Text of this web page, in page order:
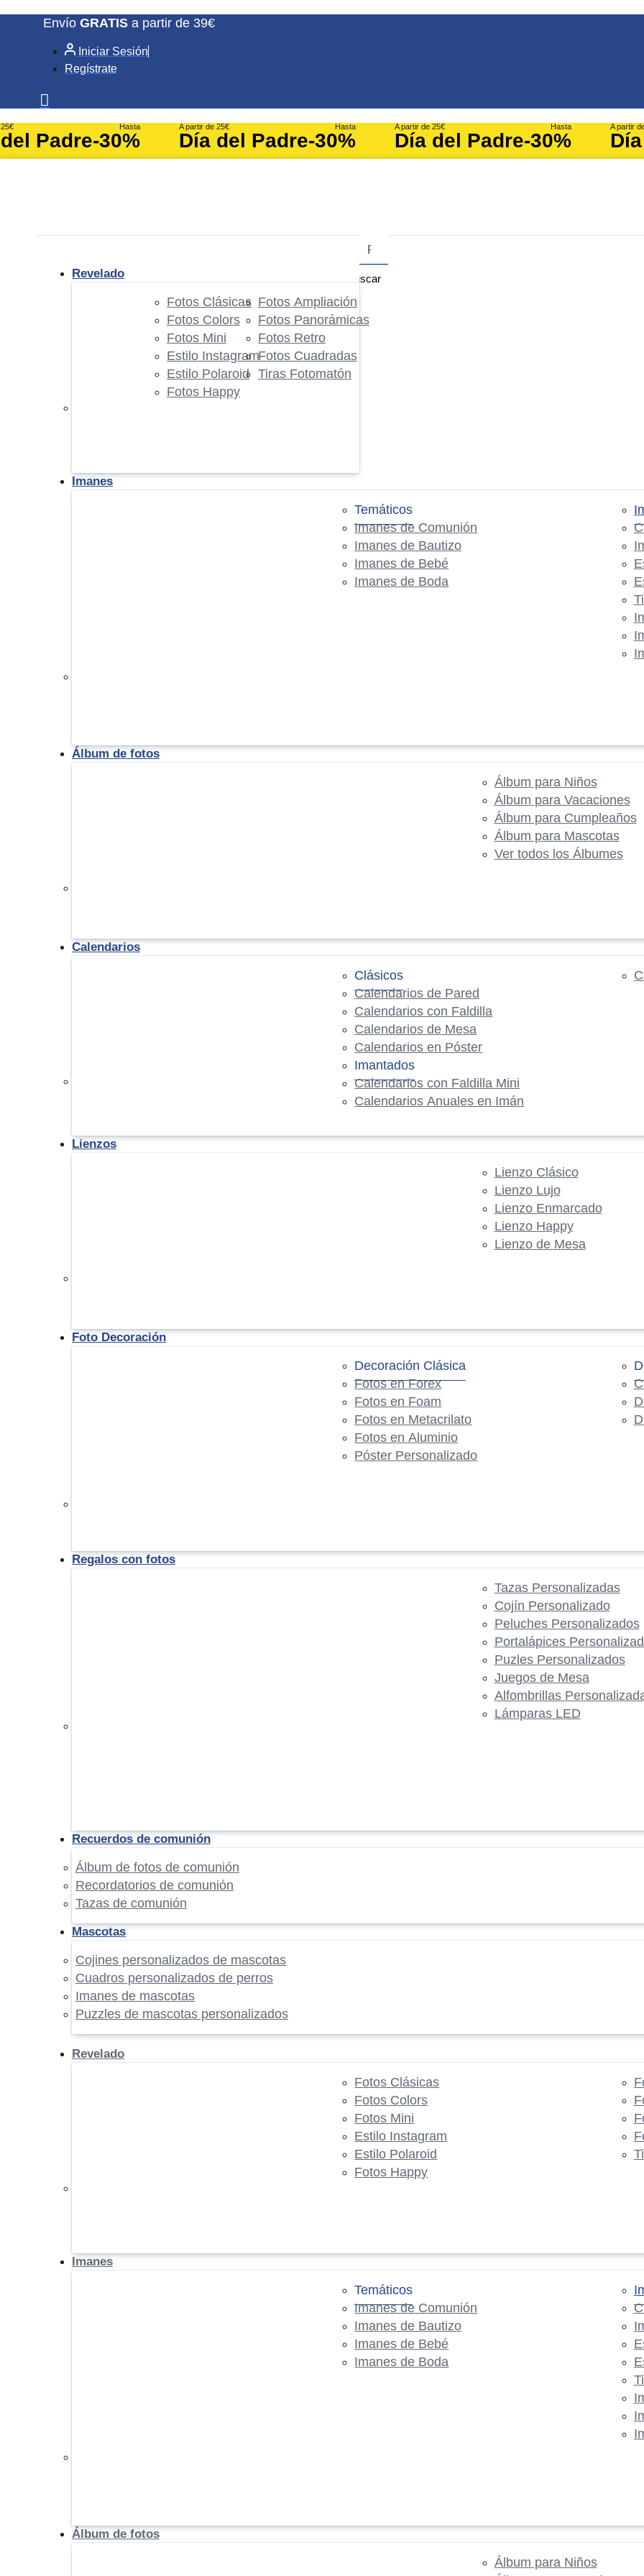
Envío GRATIS a partir de 39€
Iniciar Sesión
Regístrate
Padre
Hasta
-30%
A partir de 25€
Día del Padre
Hasta
-30%
A partir de 25€
Día del Padre
Hasta
-30%
A partir
Buscar
Revelado
Fotos Clásicas
Fotos Colors
Fotos Mini
Estilo Instagram
Estilo Polaroid
Fotos Happy
Fotos Ampliación
Fotos Panorámicas
Fotos Retro
Fotos Cuadradas
Tiras Fotomatón
Imanes
Temáticos
Imanes de Comunión
Imanes de Bautizo
Imanes de Bebé
Imanes de Boda
Álbum de fotos
Álbum para Niños
Álbum para Vacaciones
Álbum para Cumpleaños
Álbum para Mascotas
Ver todos los Álbumes
Calendarios
Clásicos
Calendarios de Pared
Calendarios con Faldilla
Calendarios de Mesa
Calendarios en Póster
Imantados
Calendarios con Faldilla Mini
Calendarios Anuales en Imán
Lienzos
Lienzo Clásico
Lienzo Lujo
Lienzo Enmarcado
Lienzo Happy
Lienzo de Mesa
Foto Decoración
Decoración Clásica
Fotos en Forex
Fotos en Foam
Fotos en Metacrilato
Fotos en Aluminio
Póster Personalizado
Regalos con fotos
Tazas Personalizadas
Cojín Personalizado
Peluches Personalizados
Portalápices
Puzles Personalizados
Juegos de Mesa
Alfombrillas
Lámparas LED
Recuerdos de comunión
Álbum de fotos de comunión
Recordatorios de comunión
Tazas de comunión
Mascotas
Cojines personalizados de mascotas
Cuadros personalizados de perros
Imanes de mascotas
Puzzles de mascotas personalizados
Revelado
Fotos Clásicas
Fotos Colors
Fotos Mini
Estilo Instagram
Estilo Polaroid
Fotos Happy
Imanes
Temáticos
Imanes de Comunión
Imanes de Bautizo
Imanes de Bebé
Imanes de Boda
Álbum de fotos
Álbum para Niños